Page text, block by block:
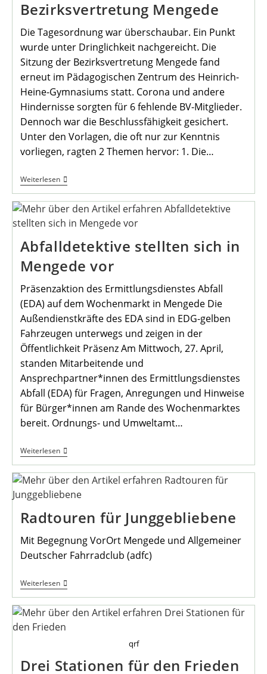
Bezirksvertretung Mengede
Die Tagesordnung war überschaubar. Ein Punkt
wurde unter Dringlichkeit nachgereicht. Die
Sitzung der Bezirksvertretung Mengede fand
erneut im Pädagogischen Zentrum des Heinrich-
Heine-Gymnasiums statt. Corona und andere
Hindernisse sorgten für 6 fehlende BV-Mitglieder.
Dennoch war die Beschlussfähigkeit gesichert.
Unter den Vorlagen, die oft nur zur Kenntnis
vorliegen, ragten 2 Themen hervor: 1. Die…
Weiterlesen12.
Sitzung
Der
Bezirksvertretung
Mengede
Abfalldetektive stellten sich in
Mengede vor
Präsenzaktion des Ermittlungsdienstes Abfall
(EDA) auf dem Wochenmarkt in Mengede Die
Außendienstkräfte des EDA sind in EDG-gelben
Fahrzeugen unterwegs und zeigen in der
Öffentlichkeit Präsenz Am Mittwoch, 27. April,
standen Mitarbeitende und
Ansprechpartner*innen des Ermittlungsdienstes
Abfall (EDA) für Fragen, Anregungen und Hinweise
für Bürger*innen am Rande des Wochenmarktes
bereit. Ordnungs- und Umweltamt…
WeiterlesenAbfalldetektive
Stellten
Sich
In
Mengede
Vor
Radtouren für Junggebliebene
Mit Begegnung VorOrt Mengede und Allgemeiner
Deutscher Fahrradclub (adfc)
WeiterlesenRadtouren
Für
Junggebliebene
qrf
Drei Stationen für den Frieden